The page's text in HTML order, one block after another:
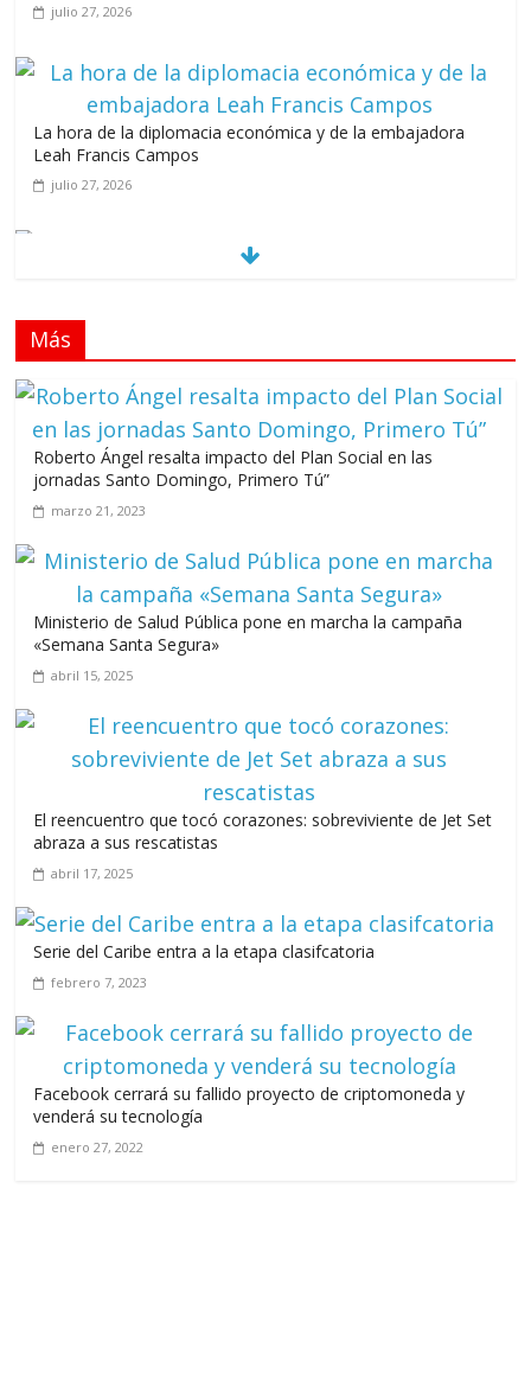
julio 27, 2026
La hora de la diplomacia económica y de la embajadora
Leah Francis Campos
julio 27, 2026
Llevar los Juegos XXV Juegos Centroamericanos
y del Caribe a las plazas y parques del país
junio 15, 2026
A 67 años de la gesta de Constanza,
Leonel Fernández y la última oportunidad de los políticos de
carrera
Más
Roberto Ángel resalta impacto del Plan Social en las
jornadas Santo Domingo, Primero Tú”
marzo 21, 2023
Ministerio de Salud Pública pone en marcha la campaña
«Semana Santa Segura»
abril 15, 2025
El reencuentro que tocó corazones: sobreviviente de Jet Set
abraza a sus rescatistas
abril 17, 2025
Serie del Caribe entra a la etapa clasifcatoria
febrero 7, 2023
Facebook cerrará su fallido proyecto de criptomoneda y
venderá su tecnología
enero 27, 2022